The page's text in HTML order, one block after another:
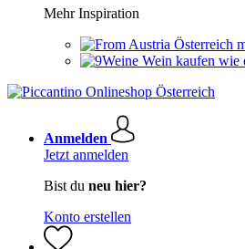
Mehr Inspiration
Österreich
Wein kaufen wie
Anmelden
Jetzt anmelden
Bist du neu hier?
Konto erstellen